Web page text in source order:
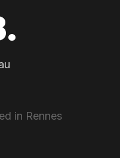
in Rennes